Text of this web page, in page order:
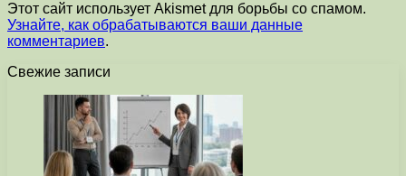
Этот сайт использует Akismet для борьбы со спамом.
Узнайте, как обрабатываются ваши данные
комментариев.
Свежие записи